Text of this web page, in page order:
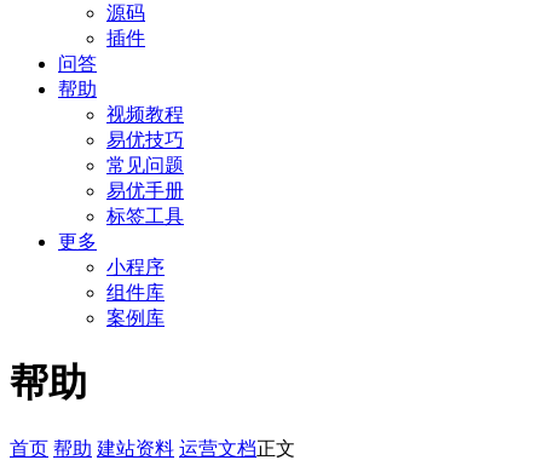
源码
插件
问答
帮助
视频教程
易优技巧
常见问题
易优手册
标签工具
更多
小程序
组件库
案例库
帮助
首页 帮助 建站资料 运营文档正文